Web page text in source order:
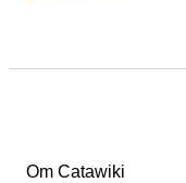
Om Catawiki